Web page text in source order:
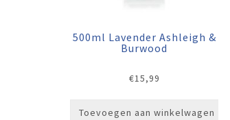
500ml Lavender Ashleigh &
Burwood
€15,99
Toevoegen aan winkelwagen